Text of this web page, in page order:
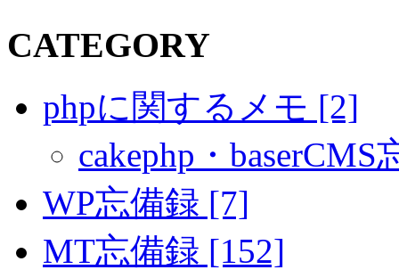
CATEGORY
phpに関するメモ [2]
cakephp・baserCMS
WP忘備録 [7]
MT忘備録 [152]